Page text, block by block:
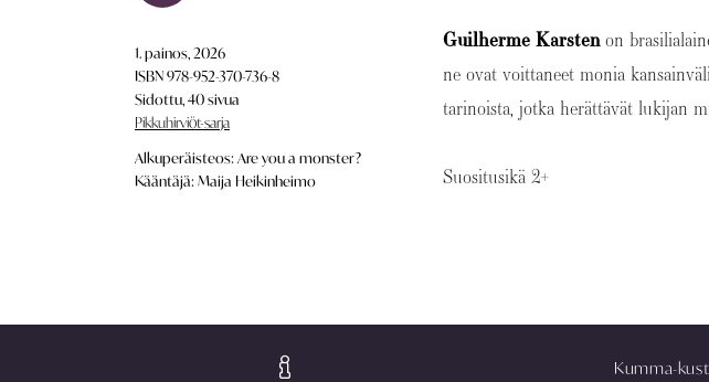
1. painos, 2026
ISBN 978-952-370-736-8
Sidottu, 40 sivua
Pikkuhirviöt-sarja
Alkuperäisteos: Are you a monster?
Kääntäjä: Maija Heikinheimo
Guilherme Karstenon
ne ovat voittaneet monia
tarinoista, jotka herättävät lukijan
Suositusikä 2+
Kumma-